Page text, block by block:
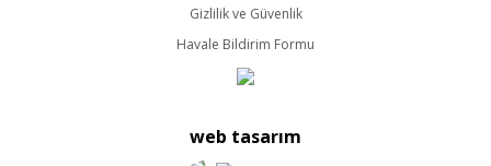
Gizlilik ve Güvenlik
Havale Bildirim Formu
web tasarım